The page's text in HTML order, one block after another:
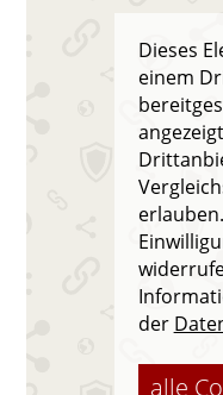
Dieses
einem
der
alle